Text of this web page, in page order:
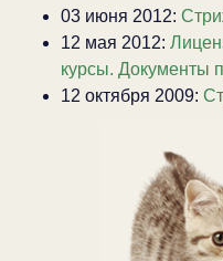
03 июня 2012:
12 мая 2012:
курсы. Документы
12 октября 2009: